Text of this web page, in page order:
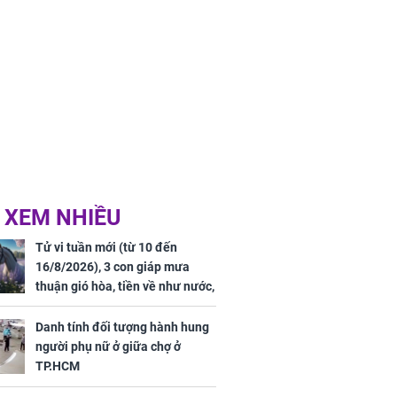
NHIỀU
Tử vi tuần mới (từ 10 đến
16/8/2026), 3 con giáp mưa
thuận gió hòa, tiền về như nước,
bạc vàng dư dả, Phú Quý Vinh
Hoa, vận trình khai sáng
Danh tính đối tượng hành hung
người phụ nữ ở giữa chợ ở
TP.HCM